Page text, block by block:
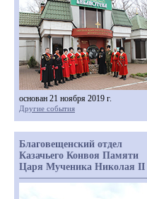
основан 21 ноября 2019 г.
Другие события
Благовещенский отдел
Казачьего Конвоя Памяти
Царя Мученика Николая II